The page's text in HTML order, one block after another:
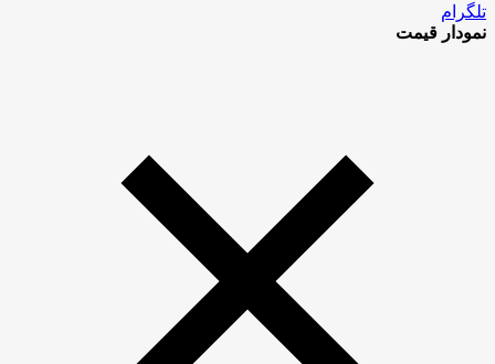
تلگرام
نمودار قیمت